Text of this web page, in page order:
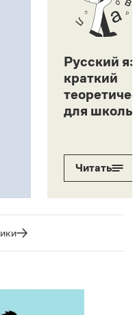
Русский
краткий
для
Читать